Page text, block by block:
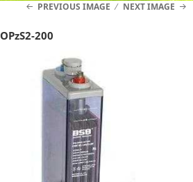
PREVIOUS IMAGE NEXT IMAGE
OPzS2-200